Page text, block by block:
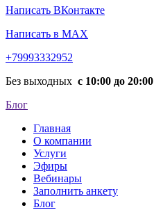
Написать ВКонтакте
Написать в MAX
+79993332952
Без выходных с 10:00 до 20:00
Блог
Главная
О компании
Услуги
Эфиры
Вебинары
Заполнить анкету
Блог